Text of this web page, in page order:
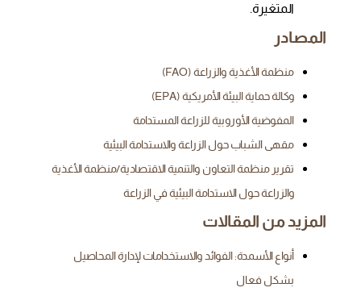
المتغيرة.
المصادر
منظمة الأغذية والزراعة (FAO)
وكالة حماية البيئة الأمريكية (EPA)
المفوضية الأوروبية للزراعة المستدامة
مقهى الشباب حول الزراعة والاستدامة البيئية
تقرير منظمة التعاون والتنمية الاقتصادية/منظمة الأغذية
والزراعة حول الاستدامة البيئية في الزراعة
المزيد من المقالات
أنواع الأسمدة: الفوائد والاستخدامات لإدارة المحاصيل
بشكل فعال